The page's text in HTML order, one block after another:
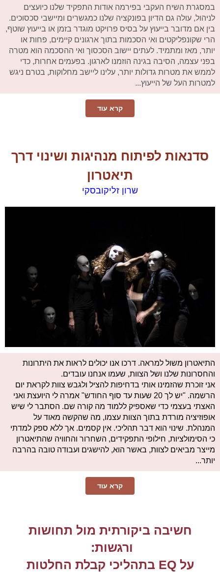
במסגרת השיח העקבי בפירמה אודות התפקיד שלנו כיועצים
לניהול, עולה גם הדיון בפונקציה שלנו כמגשרים ומיישבי סכסוכים.
בין אם מדובר בייעוץ על בסיס פרויקט מוגדר בזמן או בייעוץ שוטף,
הרי שקונפליקטים ואי הסכמות בתוך ארגונים קיימים, פחות או
יותר, מאז ומתמיד. לעתים יישוב הסכסוך ואי ההסכמה הוא מטרה
בפני עצמה, הסיבה בגינה הוזמנו לארגון. בפעמים אחרות, כדי
לממש את מטרות גדולות יותר, עלינו ליישב מחלוקות, בטרם ניגש
למטרות העל של הייעוץ...
קרא עוד
סדנאות לפיתוח מנהיגות ושינוי דרך
תיאטרון
שרון זליקובסקי
​התיאטרון משול למראה. דרכו אנו יכולים לראות את היתרונות
והחסרונות שלנו ושל הצוות, שעמו אנחנו עובדים.
אני זוכרת שהזמינו אותי בדחיפות להציל ולגבש צוות לקראת יום
הרשמה. "יש לך 20 שעות עד סוף החודש" אמרה לי היועצת ואני
האצתי בעצמי כדי שאספיק ללמוד מה קורה שם. הסתבר לי שיש
אופוזיציה מורדת בתוך הצוות עצמו, מה שהקשה מאוד על
המנהלת. שינוי הוא דבר תהליכי. אין קסמים. אך ללא ספק למדתי
כי הסימולציות, חילופי התפקידים, השחרור והחוויה שהתיאטרון
מייצר מביאים לצוות, באשר הוא, להישגים ועבודה טובה בהרבה
יותר...
קרא עוד
חשיבה ביקורתית מול תחושות
ורגשות:
על EQ בתהליכי קבלת החלטות